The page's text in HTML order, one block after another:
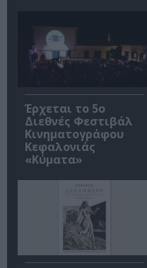
Έρχεται το 5ο
Διεθνές Φεστιβάλ
Κινηματογράφου
Κεφαλονιάς
«Κύματα»